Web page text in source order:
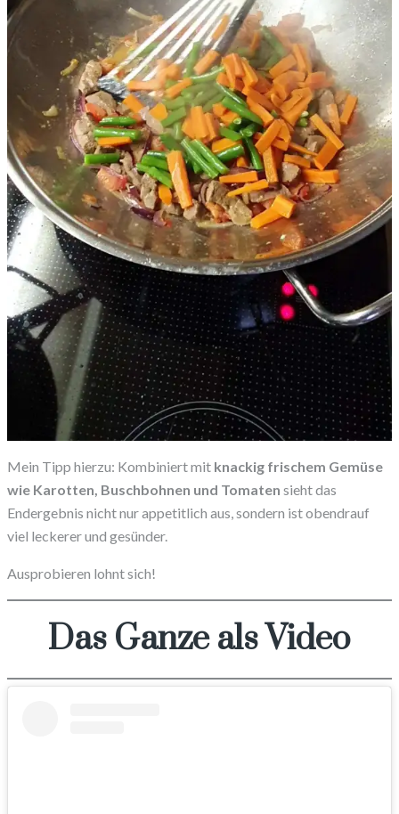
Mein Tipp hierzu: Kombiniert mit knackig frischem Gemüse
wie Karotten, Buschbohnen und Tomaten sieht das
Endergebnis nicht nur appetitlich aus, sondern ist obendrauf
viel leckerer und gesünder.
Ausprobieren lohnt sich!
Das Ganze als Video